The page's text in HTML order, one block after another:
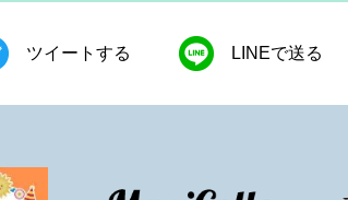
ツイートする LINEで送る